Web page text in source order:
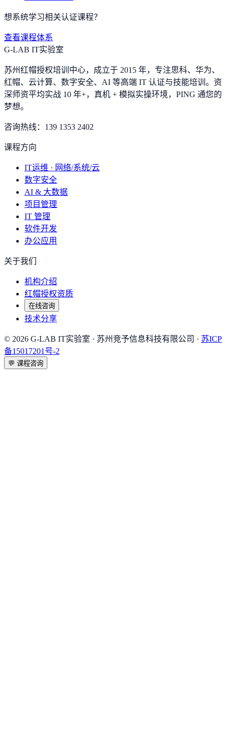
想系统学习相关认证课程？
查看课程体系
G-LAB IT实验室
苏州红帽授权培训中心，成立于 2015 年，专注思科、华为、
红帽、云计算、数字安全、AI 等高端 IT 认证与技能培训。资
深师资平均实战 10 年+，真机 + 模拟实操环境， PING 通您的
梦想。
咨询热线： 139 1353 2402
课程方向
IT运维 · 网络/系统/云
数字安全
AI & 大数据
项目管理
IT 管理
软件开发
办公应用
关于我们
机构介绍
红帽授权资质
在线咨询
技术分享
© 2026 G-LAB IT实验室 · 苏州竞予信息科技有限公司 · 苏ICP
备15017201号-2
💬 课程咨询